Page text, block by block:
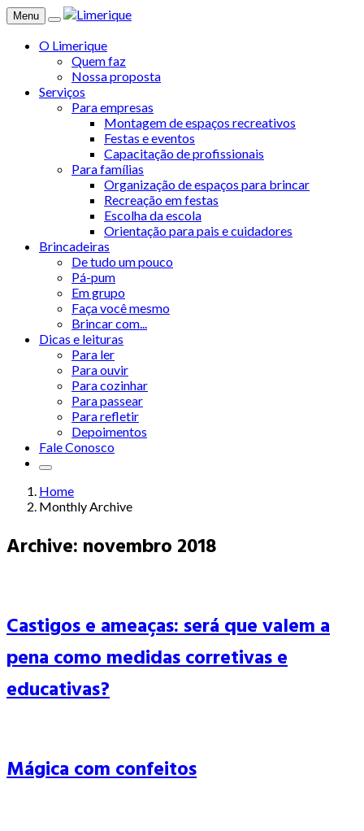
Menu
O Limerique
Quem faz
Nossa proposta
Serviços
Para empresas
Montagem de espaços recreativos
Festas e eventos
Capacitação de profissionais
Para famílias
Organização de espaços para brincar
Recreação em festas
Escolha da escola
Orientação para pais e cuidadores
Brincadeiras
De tudo um pouco
Pá-pum
Em grupo
Faça você mesmo
Brincar com...
Dicas e leituras
Para ler
Para ouvir
Para cozinhar
Para passear
Para refletir
Depoimentos
Fale Conosco
Home
Monthly Archive
Archive: novembro 2018
Castigos e ameaças: será que valem a
pena como medidas corretivas e
educativas?
Mágica com confeitos